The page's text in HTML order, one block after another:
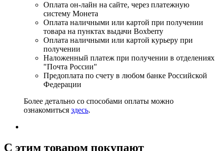
Оплата он-лайн на сайте, через платежную
систему Монета
Оплата наличными или картой при получении
товара на пунктах выдачи Boxberry
Оплата наличными или картой курьеру при
получении
Наложенный платеж при получении в отделениях
"Почта России"
Предоплата по счету в любом банке Российской
Федерации
Более детально со способами оплаты можно
ознакомиться здесь.
C этим товаром покупают